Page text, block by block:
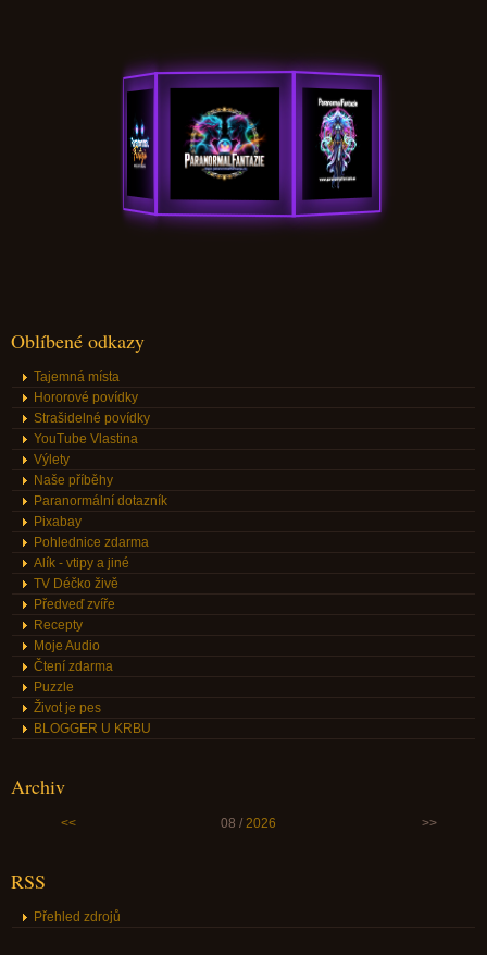
Oblíbené odkazy
Tajemná místa
Hororové povídky
Strašidelné povídky
YouTube Vlastina
Výlety
Naše příběhy
Paranormální dotazník
Pixabay
Pohlednice zdarma
Alík - vtipy a jiné
TV Déčko živě
Předveď zvíře
Recepty
Moje Audio
Čtení zdarma
Puzzle
Život je pes
BLOGGER U KRBU
Archiv
<< 08 / 2026 >>
RSS
Přehled zdrojů